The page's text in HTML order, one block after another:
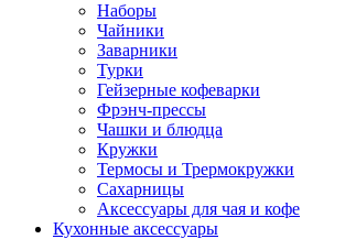
Наборы
Чайники
Заварники
Турки
Гейзерные кофеварки
Фрэнч-прессы
Чашки и блюдца
Кружки
Термосы и Трермокружки
Сахарницы
Аксессуары для чая и кофе
Кухонные аксессуары